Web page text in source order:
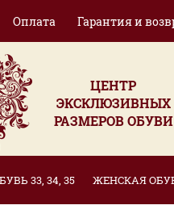
Оплата Гарантия и
ЦЕНТР
ЭКСКЛЮЗИВНЫХ
РАЗМЕРОВ ОБУВИ
33, 34, 35 ЖЕНСКАЯ